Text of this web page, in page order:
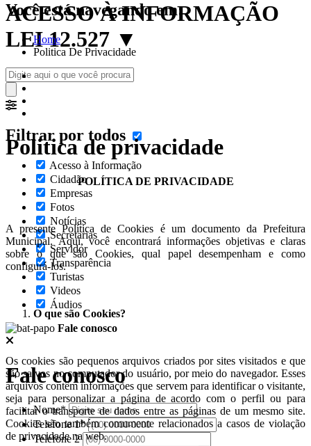
ACESSO À INFORMAÇÃO
LEI 12.527 ▼
Filtrar por todos
Acesso à Informação
Cidadão
Empresas
Fotos
Notícias
Secretarias
Servidor
Transparência
Turistas
Videos
Áudios
Fale conosco
Fale conosco
Nome*
Telefone 1*
Telefone 2
Você está navegando em:
Home
Politica De Privacidade
Politica de privacidade
POLÍTICA DE PRIVACIDADE
A presente Política de Cookies é um documento da Prefeitura
Municipal. Aqui, você encontrará informações objetivas e claras
sobre o que são Cookies, qual papel desempenham e como
configurá-los.
O que são Cookies?
Os cookies são pequenos arquivos criados por sites visitados e que
são salvos no computador do usuário, por meio do navegador. Esses
arquivos contêm informações que servem para identificar o visitante,
seja para personalizar a página de acordo com o perfil ou para
facilitar o transporte de dados entre as páginas de um mesmo site.
Cookies são também comumente relacionados a casos de violação
de privacidade na web.